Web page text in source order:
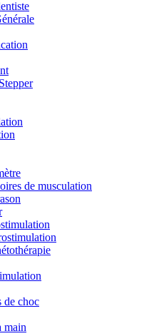
de musculation
de choc
main